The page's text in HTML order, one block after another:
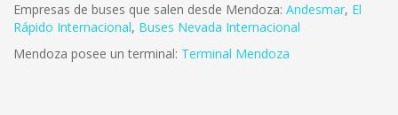
Empresas de buses que salen desde Mendoza: Andesmar, El
Rápido Internacional, Buses Nevada Internacional
Mendoza posee un terminal: Terminal Mendoza